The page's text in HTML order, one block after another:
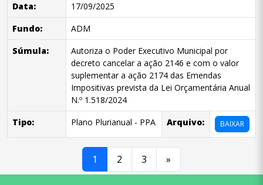
Data:
17/09/2025
Fundo:
ADM
Súmula:
Autoriza o Poder Executivo Municipal por
decreto cancelar a ação 2146 e com o valor
suplementar a ação 2174 das Emendas
Impositivas prevista da Lei Orçamentária Anual
N.º 1.518/2024
Tipo:
Plano Plurianual - PPA Arquivo: BAIXAR
1 2 3 »